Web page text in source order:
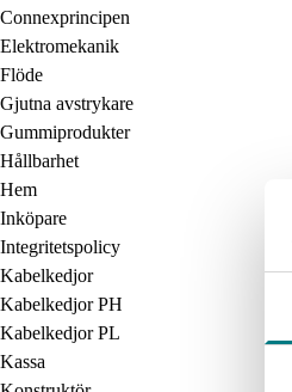
Connexprincipen
Elektromekanik
Flöde
Gjutna avstrykare
Gummiprodukter
Hållbarhet
Hem
Inköpare
Integritetspolicy
Kabelkedjor
Kabelkedjor PH
Kabelkedjor PL
Kassa